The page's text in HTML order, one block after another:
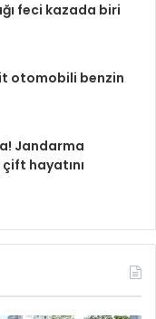
feci kazada biri
otomobili benzin
Jandarma
hayatını